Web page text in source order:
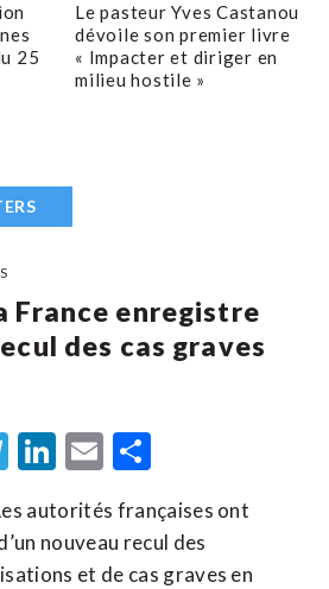
25
Le pasteur Yves Castanou
dévoile son premier livre
« Impacter et diriger en
milieu hostile »
France enregistre
des cas graves
Telegram
LinkedIn
Email
autorités françaises ont
nouveau recul des
et de cas graves en